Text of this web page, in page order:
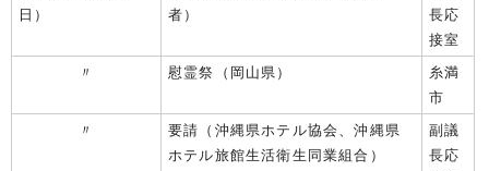
日）
者）
長応
接室
〃
慰霊祭（岡山県）
糸満
市
〃
要請（沖縄県ホテル協会、沖縄県
ホテル旅館生活衛生同業組合）
副議
長応